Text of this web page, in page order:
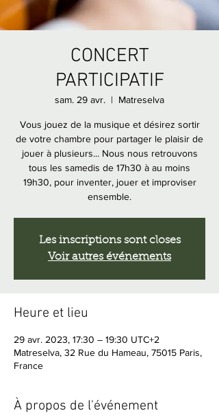
CONCERT
PARTICIPATIF
sam. 29 avr.
  |
Matreselva
Vous jouez de la musique et désirez sortir
de votre chambre pour partager le plaisir de
jouer à plusieurs... Nous nous retrouvons
tous les samedis de 17h30 à au moins
19h30, pour inventer, jouer et improviser
ensemble.
Les inscriptions sont closes
Voir autres événements
Heure et lieu
29 avr. 2023, 17:30 – 19:30 UTC+2
Matreselva, 32 Rue du Hameau, 75015 Paris,
France
À propos de l'événement